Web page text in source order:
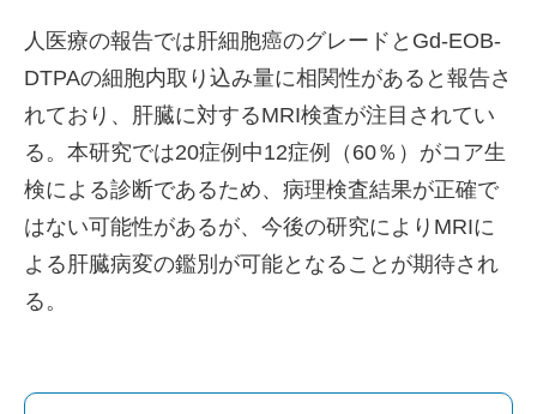
人医療の報告では肝細胞癌のグレードとGd-EOB-
DTPAの細胞内取り込み量に相関性があると報告さ
れており、肝臓に対するMRI検査が注目されてい
る。本研究では20症例中12症例（60％）がコア生
検による診断であるため、病理検査結果が正確で
はない可能性があるが、今後の研究によりMRIに
よる肝臓病変の鑑別が可能となることが期待され
る。